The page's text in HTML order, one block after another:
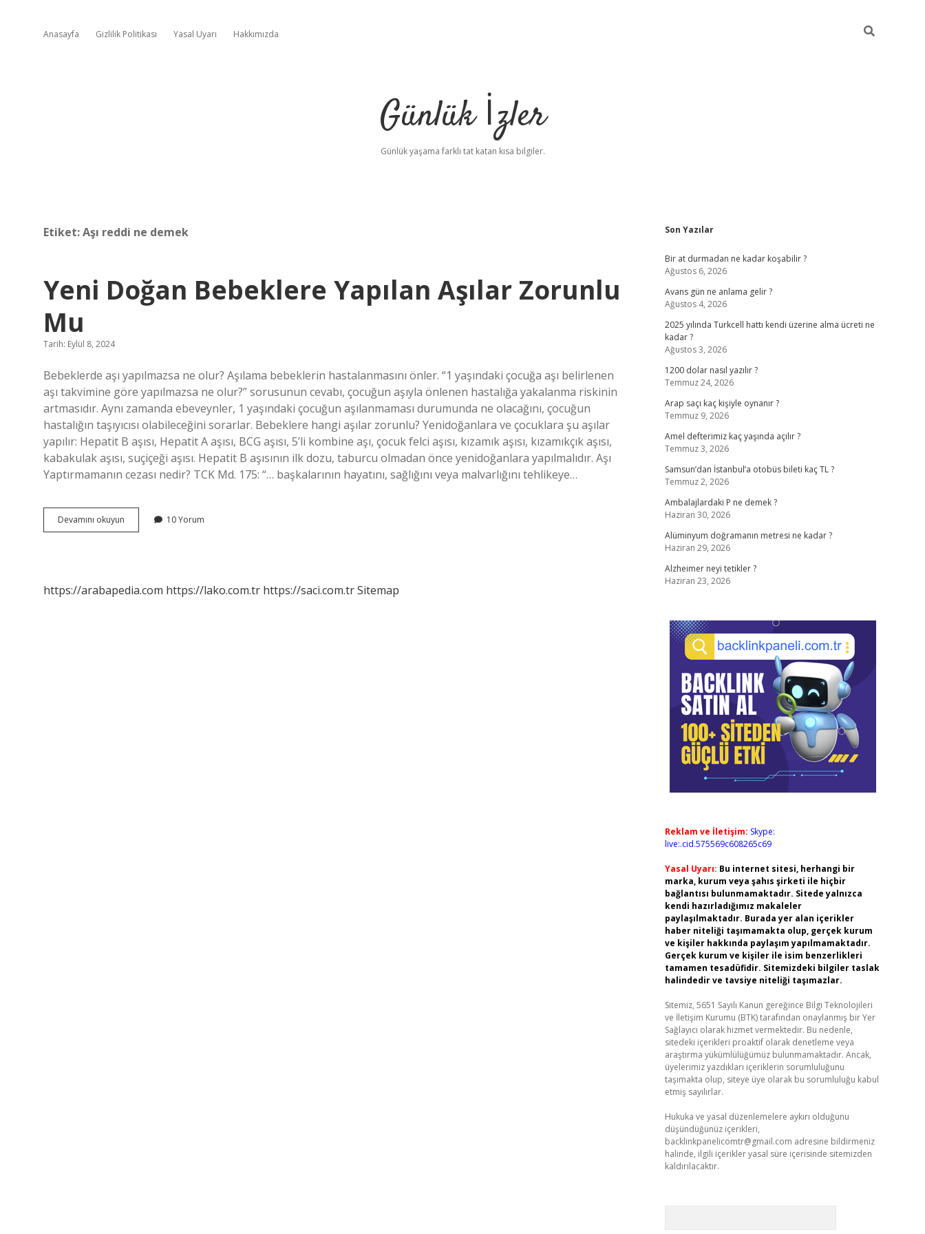
Anasayfa Gizlilik Politikası Yasal Uyarı Hakkımızda
Günlük İzler
Günlük yaşama farklı tat katan kısa bilgiler.
Etiket:Aşı reddi ne demek
Yeni Doğan Bebeklere Yapılan Aşılar Zorunlu
Mu
Tarih: Eylül 8, 2024
Bebeklerde aşı yapılmazsa ne olur? Aşılama bebeklerin hastalanmasını önler. “1 yaşındaki çocuğa aşı belirlenen
aşı takvimine göre yapılmazsa ne olur?” sorusunun cevabı, çocuğun aşıyla önlenen hastalığa yakalanma riskinin
artmasıdır. Aynı zamanda ebeveynler, 1 yaşındaki çocuğun aşılanmaması durumunda ne olacağını, çocuğun
hastalığın taşıyıcısı olabileceğini sorarlar. Bebeklere hangi aşılar zorunlu? Yenidoğanlara ve çocuklara şu aşılar
yapılır: Hepatit B aşısı, Hepatit A aşısı, BCG aşısı, 5’li kombine aşı, çocuk felci aşısı, kızamık aşısı, kızamıkçık aşısı,
kabakulak aşısı, suçiçeği aşısı. Hepatit B aşısının ilk dozu, taburcu olmadan önce yenidoğanlara yapılmalıdır. Aşı
Yaptırmamanın cezası nedir? TCK Md. 175: “… başkalarının hayatını, sağlığını veya malvarlığını tehlikeye…
Devamını okuyun
Doğan
Mu
10 Yorum
https://arabapedia.com https://lako.com.tr https://saci.com.trSitemap
Sidebar
Son Yazılar
Bir at durmadan ne kadar koşabilir ?
Ağustos 6, 2026
Avans gün ne anlama gelir ?
Ağustos 4, 2026
2025 yılında Turkcell hattı kendi üzerine alma ücreti ne
kadar ?
Ağustos 3, 2026
1200 dolar nasıl yazılır ?
Temmuz 24, 2026
Arap saçı kaç kişiyle oynanır ?
Temmuz 9, 2026
Amel defterimiz kaç yaşında açılır ?
Temmuz 3, 2026
Samsun’dan İstanbul’a otobüs bileti kaç TL ?
Temmuz 2, 2026
Ambalajlardaki P ne demek ?
Haziran 30, 2026
Alüminyum doğramanın metresi ne kadar ?
Haziran 29, 2026
Alzheimer neyi tetikler ?
Haziran 23, 2026
Reklam ve İletişim: Skype:
live:.cid.575569c608265c69
Yasal Uyarı: Bu internet sitesi, herhangi bir
marka, kurum veya şahıs şirketi ile hiçbir
bağlantısı bulunmamaktadır. Sitede yalnızca
kendi hazırladığımız makaleler
paylaşılmaktadır. Burada yer alan içerikler
haber niteliği taşımamakta olup, gerçek kurum
ve kişiler hakkında paylaşım yapılmamaktadır.
Gerçek kurum ve kişiler ile isim benzerlikleri
tamamen tesadüfidir. Sitemizdeki bilgiler taslak
halindedir ve tavsiye niteliği taşımazlar.
Sitemiz, 5651 Sayılı Kanun gereğince Bilgi Teknolojileri
ve İletişim Kurumu (BTK) tarafından onaylanmış bir Yer
Sağlayıcı olarak hizmet vermektedir. Bu nedenle,
sitedeki içerikleri proaktif olarak denetleme veya
araştırma yükümlülüğümüz bulunmamaktadır. Ancak,
üyelerimiz yazdıkları içeriklerin sorumluluğunu
taşımakta olup, siteye üye olarak bu sorumluluğu kabul
etmiş sayılırlar.
Hukuka ve yasal düzenlemelere aykırı olduğunu
düşündüğünüz içerikleri,
backlinkpanelicomtr@gmail.com adresine bildirmeniz
halinde, ilgili içerikler yasal süre içerisinde sitemizden
kaldırılacaktır.